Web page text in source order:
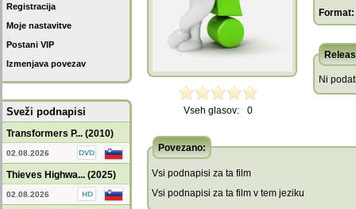
Registracija
Moje nastavitve
Postani VIP
Izmenjava povezav
Sveži podnapisi
Transformers P... (2010)
02.08.2026
Thieves Highwa... (2025)
02.08.2026
Vseh glasov: 0
Format:
Ni
Povezano:
Vsi podnapisi za ta film
Vsi podnapisi za ta film v tem jeziku